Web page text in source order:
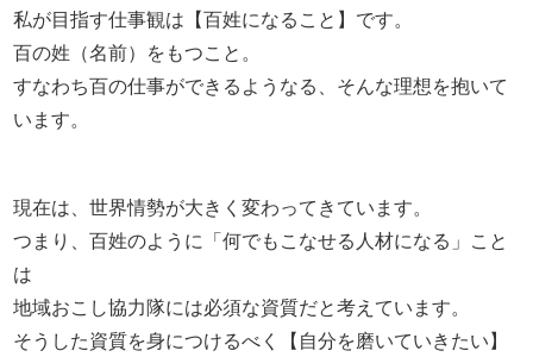
私が目指す仕事観は【百姓になること】です。
百の姓（名前）をもつこと。
すなわち百の仕事ができるようなる、そんな理想を抱いて
います。
現在は、世界情勢が大きく変わってきています。
つまり、百姓のように「何でもこなせる人材になる」こと
は
地域おこし協力隊には必須な資質だと考えています。
そうした資質を身につけるべく【自分を磨いていきたい】